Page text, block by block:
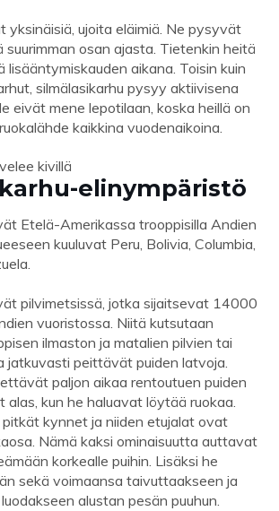
yksinäisiä, ujoita eläimiä. Ne pysyvät
suurimman osan ajasta. Tietenkin heitä
lisääntymiskauden aikana. Toisin kuin
silmälasikarhu pysyy aktiivisena
eivät mene lepotilaan, koska heillä on
kaikkina vuodenaikoina.
kivillä
elinympäristö
Etelä-Amerikassa trooppisilla Andien
kuuluvat Peru, Bolivia, Columbia,
pilvimetsissä, jotka sijaitsevat 14000
vuoristossa. Niitä kutsutaan
ilmaston ja matalien pilvien tai
jatkuvasti peittävät puiden latvoja.
paljon aikaa rentoutuen puiden
alas, kun he haluavat löytää ruokaa.
kynnet ja niiden etujalat ovat
Nämä kaksi ominaisuutta auttavat
korkealle puihin. Lisäksi he
sekä voimaansa taivuttaakseen ja
alustan pesän puuhun.